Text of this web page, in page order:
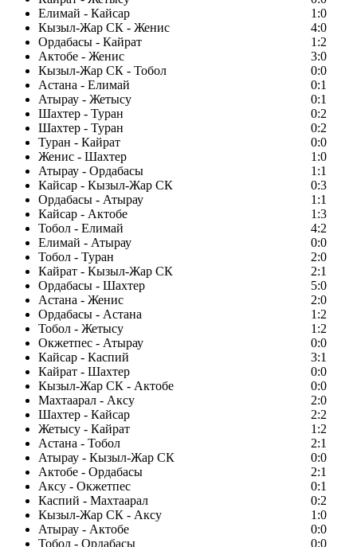
Елимай - Кайсар
1:0
Кызыл-Жар СК - Женис
4:0
Ордабасы - Кайрат
1:2
Актобе - Женис
3:0
Кызыл-Жар СК - Тобол
0:0
Астана - Елимай
0:1
Атырау - Жетысу
0:1
Шахтер - Туран
0:2
Шахтер - Туран
0:2
Туран - Кайрат
0:0
Женис - Шахтер
1:0
Атырау - Ордабасы
1:1
Кайсар - Кызыл-Жар СК
0:3
Ордабасы - Атырау
1:1
Кайсар - Актобе
1:3
Тобол - Елимай
4:2
Елимай - Атырау
0:0
Тобол - Туран
2:0
Кайрат - Кызыл-Жар СК
2:1
Ордабасы - Шахтер
5:0
Астана - Женис
2:0
Ордабасы - Астана
1:2
Тобол - Жетысу
1:2
Окжетпес - Атырау
0:0
Кайсар - Каспий
3:1
Кайрат - Шахтер
0:0
Кызыл-Жар СК - Актобе
0:0
Махтаарал - Аксу
2:0
Шахтер - Кайсар
2:2
Жетысу - Кайрат
1:2
Астана - Тобол
2:1
Атырау - Кызыл-Жар СК
0:0
Актобе - Ордабасы
2:1
Аксу - Окжетпес
0:1
Каспий - Махтаарал
0:2
Кызыл-Жар СК - Аксу
1:0
Атырау - Актобе
0:0
Тобол - Ордабасы
0:0